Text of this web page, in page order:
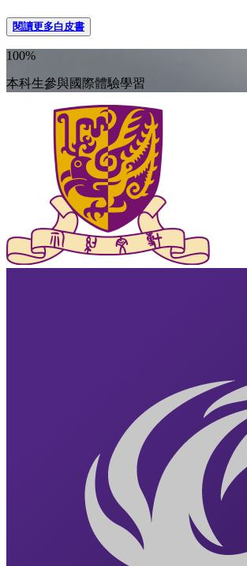
閱讀更多白皮書
100%
本科生參與國際體驗學習​